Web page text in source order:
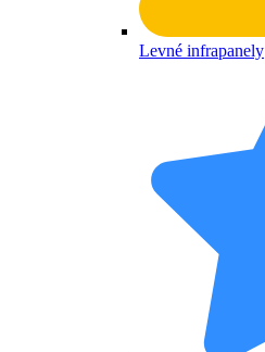
Levné infrapanely